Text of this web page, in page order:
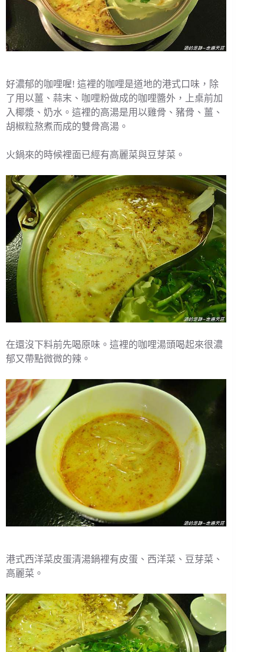
好濃郁的咖哩喔! 這裡的咖哩是道地的港式口味，除
了用以薑、蒜末、咖哩粉做成的咖哩醬外，上桌前加
入椰漿、奶水。這裡的高湯是用以雞骨、豬骨、薑、
胡椒粒熬煮而成的雙骨高湯。
火鍋來的時候裡面已經有高麗菜與豆芽菜。
在還沒下料前先喝原味。這裡的咖哩湯頭喝起來很濃
郁又帶點微微的辣。
港式西洋菜皮蛋清湯鍋裡有皮蛋、西洋菜、豆芽菜、
高麗菜。